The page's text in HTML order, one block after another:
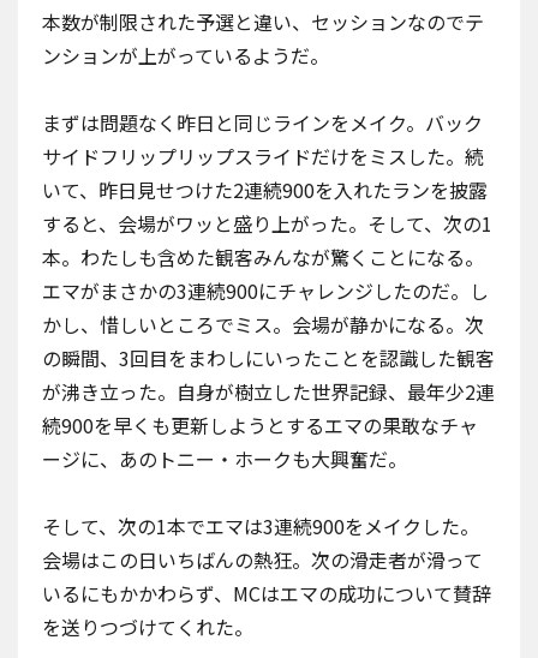
本数が制限された予選と違い、セッションなのでテ
ンションが上がっているようだ。
まずは問題なく昨日と同じラインをメイク。バック
サイドフリップリップスライドだけをミスした。続
いて、昨日見せつけた2連続900を入れたランを披露
すると、会場がワッと盛り上がった。そして、次の1
本。わたしも含めた観客みんなが驚くことになる。
エマがまさかの3連続900にチャレンジしたのだ。し
かし、惜しいところでミス。会場が静かになる。次
の瞬間、3回目をまわしにいったことを認識した観客
が沸き立った。自身が樹立した世界記録、最年少2連
続900を早くも更新しようとするエマの果敢なチャ
ージに、あのトニー・ホークも大興奮だ。
そして、次の1本でエマは3連続900をメイクした。
会場はこの日いちばんの熱狂。次の滑走者が滑って
いるにもかかわらず、MCはエマの成功について賛辞
を送りつづけてくれた。